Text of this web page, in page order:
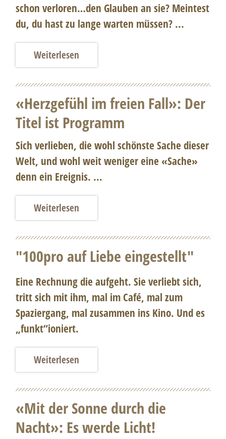
schon verloren…den Glauben an sie? Meintest
du, du hast zu lange warten müssen? ...
Weiterlesen
«Herzgefühl im freien Fall»: Der
Titel ist Programm
Sich verlieben, die wohl schönste Sache dieser
Welt, und wohl weit weniger eine «Sache»
denn ein Ereignis. ...
Weiterlesen
"100pro auf Liebe eingestellt"
Eine Rechnung die aufgeht. Sie verliebt sich,
tritt sich mit ihm, mal im Café, mal zum
Spaziergang, mal zusammen ins Kino. Und es
„funkt“ioniert.
Weiterlesen
«Mit der Sonne durch die
Nacht»: Es werde Licht!